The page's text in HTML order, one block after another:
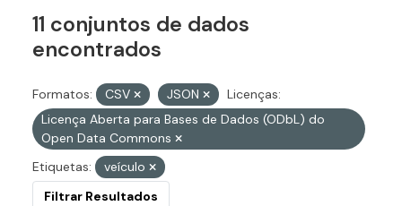
11 conjuntos de dados
encontrados
Formatos: CSV JSON
Licenças:
Licença Aberta para Bases de Dados (ODbL) do
Open Data Commons
Etiquetas:
veículo
Filtrar Resultados